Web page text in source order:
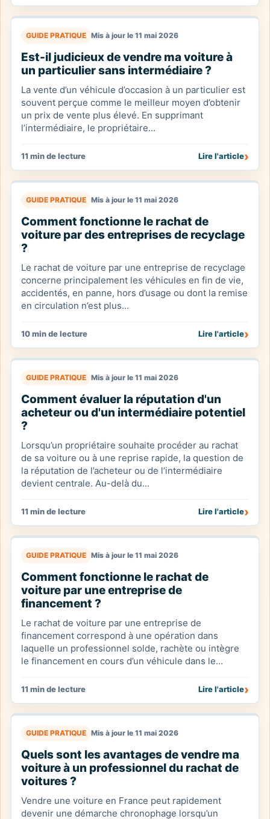
GUIDE PRATIQUE Mis à jour le 11 mai 2026
Est-il judicieux de vendre ma voiture à
un particulier sans intermédiaire ?
La vente d’un véhicule d’occasion à un particulier est
souvent perçue comme le meilleur moyen d’obtenir
un prix de vente plus élevé. En supprimant
l’intermédiaire, le propriétaire...
11 min de lecture Lire l'article›
GUIDE PRATIQUE Mis à jour le 11 mai 2026
Comment fonctionne le rachat de
voiture par des entreprises de recyclage
?
Le rachat de voiture par une entreprise de recyclage
concerne principalement les véhicules en fin de vie,
accidentés, en panne, hors d’usage ou dont la remise
en circulation n’est plus...
10 min de lecture Lire l'article›
GUIDE PRATIQUE Mis à jour le 11 mai 2026
Comment évaluer la réputation d'un
acheteur ou d'un intermédiaire potentiel
?
Lorsqu’un propriétaire souhaite procéder au rachat
de sa voiture ou à une reprise rapide, la question de
la réputation de l’acheteur ou de l’intermédiaire
devient centrale. Au-delà du...
11 min de lecture Lire l'article›
GUIDE PRATIQUE Mis à jour le 11 mai 2026
Comment fonctionne le rachat de
voiture par une entreprise de
financement ?
Le rachat de voiture par une entreprise de
financement correspond à une opération dans
laquelle un professionnel solde, rachète ou intègre
le financement en cours d’un véhicule dans le...
11 min de lecture Lire l'article›
GUIDE PRATIQUE Mis à jour le 11 mai 2026
Quels sont les avantages de vendre ma
voiture à un professionnel du rachat de
voitures ?
Vendre une voiture en France peut rapidement
devenir une démarche chronophage lorsqu’un